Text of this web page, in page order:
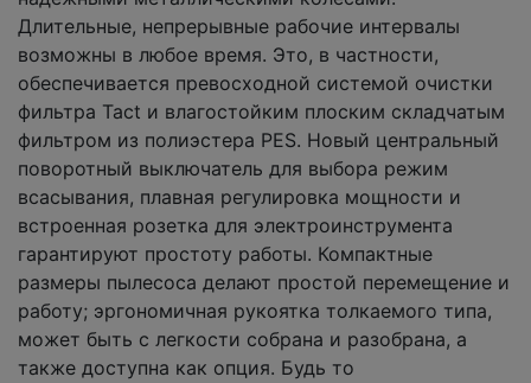
Длительные, непрерывные рабочие интервалы
возможны в любое время. Это, в частности,
обеспечивается превосходной системой очистки
фильтра Tact и влагостойким плоским складчатым
фильтром из полиэстера PES. Новый центральный
поворотный выключатель для выбора режим
всасывания, плавная регулировка мощности и
встроенная розетка для электроинструмента
гарантируют простоту работы. Компактные
размеры пылесоса делают простой перемещение и
работу; эргономичная рукоятка толкаемого типа,
может быть с легкости собрана и разобрана, а
также доступна как опция. Будь то